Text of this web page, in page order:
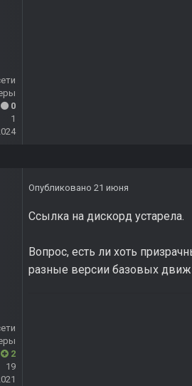
0
1
2
19
Опубликовано 21 июня
Ссылка на дискорд устарела.
Вопрос, есть ли хоть
разные версии базовых